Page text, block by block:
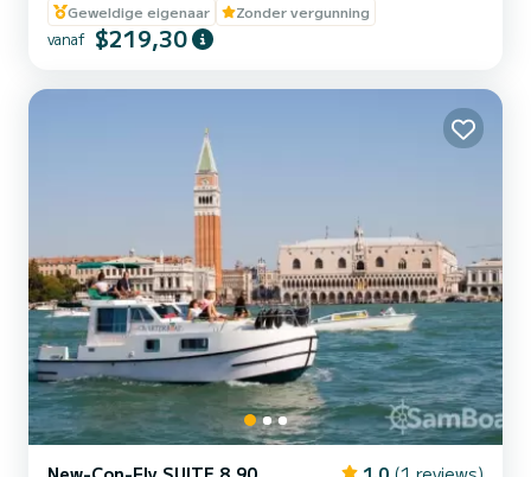
Geweldige eigenaar
Zonder vergunning
vanaf $219,30